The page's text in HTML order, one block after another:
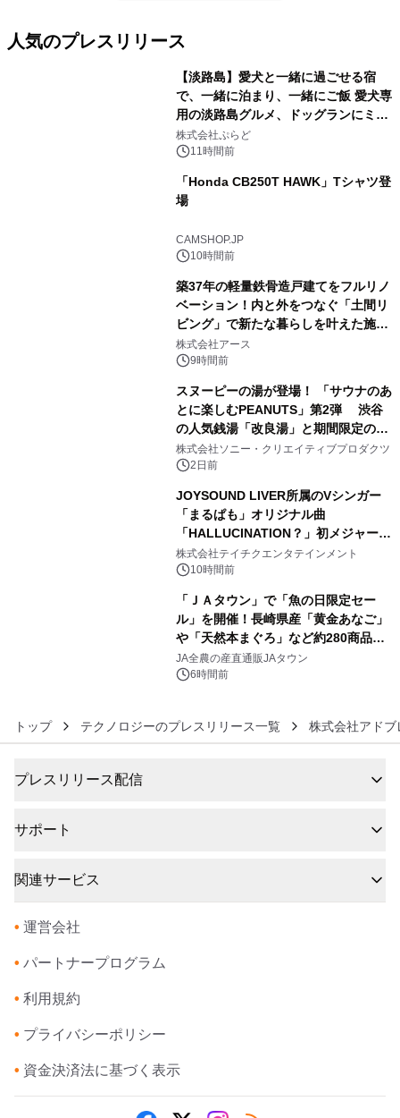
人気のプレスリリース
【淡路島】愛犬と一緒に過ごせる宿
で、一緒に泊まり、一緒にご飯 愛犬専
用の淡路島グルメ、ドッグランにミニ
プール グランピングとトレーラーハウ
スの2施設で
株式会社ぷらど
11時間前
「Honda CB250T HAWK」Tシャツ登
場
CAMSHOP.JP
10時間前
築37年の軽量鉄骨造戸建てをフルリノ
ベーション！内と外をつなぐ「土間リ
ビング」で新たな暮らしを叶えた施工
事例を株式会社アースが公開
株式会社アース
9時間前
スヌーピーの湯が登場！ 「サウナのあ
とに楽しむPEANUTS」第2弾 渋谷
の人気銭湯「改良湯」と期間限定のコ
ラボレーション サウナイキタイコラ
ボグッズも発売決定！
株式会社ソニー・クリエイティブプロダクツ
2日前
JOYSOUND LIVER所属のVシンガー
「まるぱも」オリジナル曲
「HALLUCINATION？」初メジャー配
信リリース決定！
株式会社テイチクエンタテインメント
10時間前
「ＪＡタウン」で「魚の日限定セー
ル」を開催！長崎県産「黄金あなご」
や「天然本まぐろ」など約280商品を
販売！～毎月１０日の定例企画～
JA全農の産直通販JAタウン
6時間前
トップ テクノロジーのプレスリリース一覧 株式会社アドブ
プレスリリース配信
サポート
関連サービス
• 運営会社
• パートナープログラム
• 利用規約
• プライバシーポリシー
• 資金決済法に基づく表示